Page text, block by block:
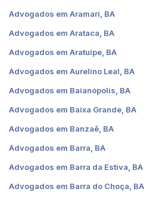
Advogados em Aramari, BA
Advogados em Arataca, BA
Advogados em Aratuípe, BA
Advogados em Aurelino Leal, BA
Advogados em Baianópolis, BA
Advogados em Baixa Grande, BA
Advogados em Banzaê, BA
Advogados em Barra, BA
Advogados em Barra da Estiva, BA
Advogados em Barra do Choça, BA